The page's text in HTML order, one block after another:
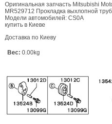
Оригинальная запчасть Mitsubishi
MR529712 Прокладка выхлопной
Модели автомобилей: CS0A
купить в Киеве
Доставка по Киеву
Вес: 0.00kg